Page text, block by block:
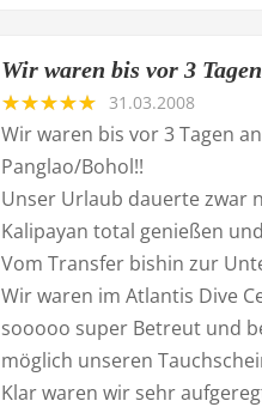
Wir waren bis vor 3
31.03.2008
Wir waren bis vor 3 Tagen
Panglao/Bohol!!
Unser Urlaub dauerte zwar
Kalipayan total genießen
Vom Transfer bishin zur
Wir waren im Atlantis Dive
sooooo super Betreut und
möglich unseren
Klar waren wir sehr